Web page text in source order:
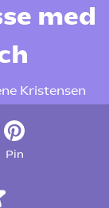
med
Kristensen
Pin